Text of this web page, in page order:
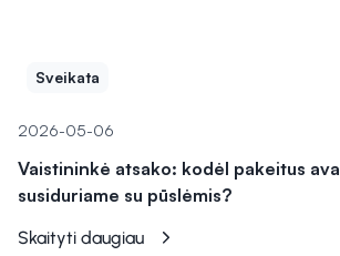
Sveikata
2026-05-06
Vaistininkė atsako: kodėl pakeitus
susiduriame su pūslėmis?
Skaityti daugiau